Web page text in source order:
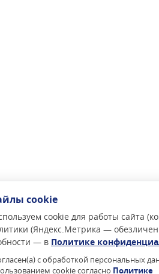
cookie
cookie для работы сайта
(Яндекс.Метрика —
— в Политике
с обработкой персональных
cookie согласно Политике